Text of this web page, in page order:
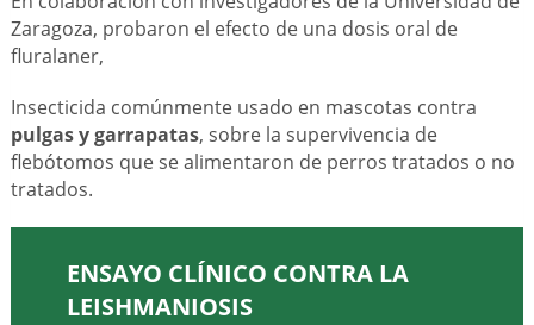
Zaragoza, probaron el efecto de una dosis oral de
fluralaner,
Insecticida comúnmente usado en mascotas contra
pulgas y garrapatas, sobre la supervivencia de
flebótomos que se alimentaron de perros tratados o no
tratados.
ENSAYO CLÍNICO CONTRA LA
LEISHMANIOSIS